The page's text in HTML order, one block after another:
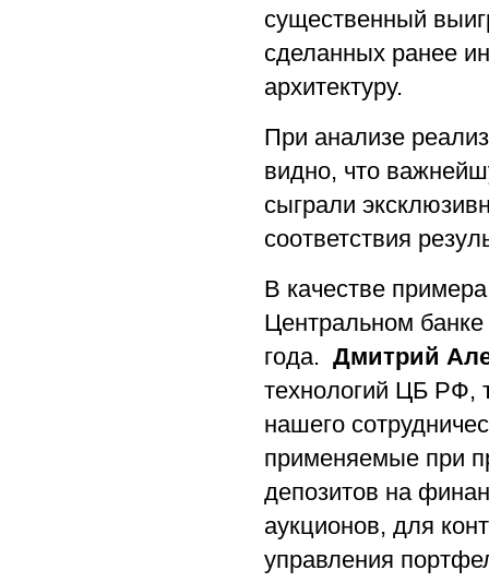
существенный
сделанных ранее
архитектуру.
При анализе
видно, что
сыграли
соответствия
В качестве
Центральном
года. Дмитрий
технологий ЦБ РФ,
нашего
применяемые при
депозитов на
аукционов, для
управления